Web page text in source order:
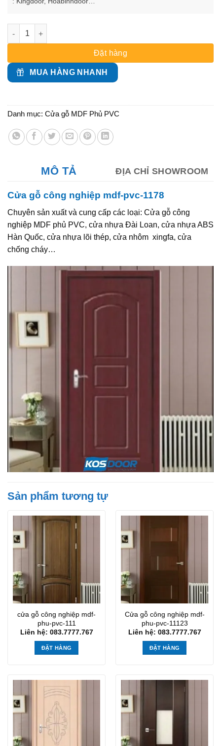
Cửa gỗ công nghiệp mdf-pvc-1178 số lượng
Đặt hàng
MUA HÀNG NHANH
Danh mục: Cửa gỗ MDF Phủ PVC
MÔ TẢ ĐỊA CHỈ SHOWROOM
Cửa gỗ công nghiệp mdf-pvc-1178
Chuyên sản xuất và cung cấp các loại: Cửa gỗ công
nghiệp MDF phủ PVC, cửa nhựa Đài Loan, cửa nhựa ABS
Hàn Quốc, cửa nhựa lõi thép, cửa nhôm xingfa, cửa
chống cháy…
Sản phẩm tương tự
cửa gỗ công nghiệp mdf-
phu-pvc-111
Liên hệ: 083.7777.767
ĐẶT HÀNG
Cửa gỗ công nghiệp mdf-
phu-pvc-11123
Liên hệ: 083.7777.767
ĐẶT HÀNG